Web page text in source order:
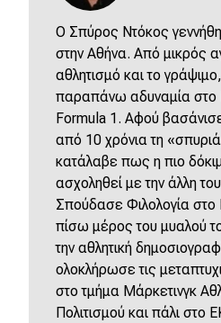
O Σπύρος Ντόκος
στην Αθήνα. Από μικρός
αθλητισμό και το
παραπάνω αδυναμία στο
Formula 1. Αφού
από 10 χρόνια τη
κατάλαβε πως η πιο
ασχοληθεί με την άλλη
Σπούδασε Φιλολογία
πίσω μέρος του μυαλού
την αθλητική
ολοκλήρωσε τις
στο τμήμα Μάρκετινγκ
Πολιτισμού και πάλι στο